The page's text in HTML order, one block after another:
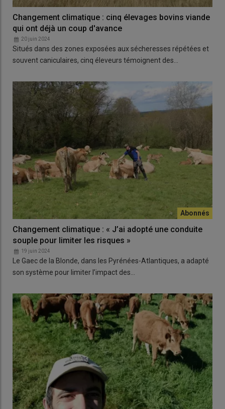
Changement climatique : cinq élevages bovins viande
qui ont déjà un coup d'avance
20 juin 2024
Situés dans des zones exposées aux sécheresses répétées et
souvent caniculaires, cinq éleveurs témoignent des…
Changement climatique : « J’ai adopté une conduite
souple pour limiter les risques »
19 juin 2024
Le Gaec de la Blonde, dans les Pyrénées-Atlantiques, a adapté
son système pour limiter l’impact des…